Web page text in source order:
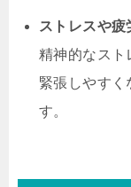
ストレスや疲
精神的なスト
緊張しやすく
す。